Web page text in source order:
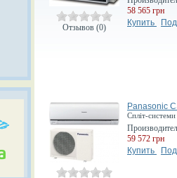
Отзывов (0)
58 565 грн
Купить
Panasonic
Спліт-
59 572 грн
Купить